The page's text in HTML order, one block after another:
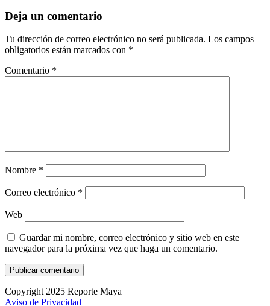
Deja un comentario
Tu dirección de correo electrónico no será publicada. Los campos
obligatorios están marcados con *
Comentario *
Nombre *
Correo electrónico *
Web
Guardar mi nombre, correo electrónico y sitio web en este
navegador para la próxima vez que haga un comentario.
Copyright 2025 Reporte Maya
Aviso de Privacidad